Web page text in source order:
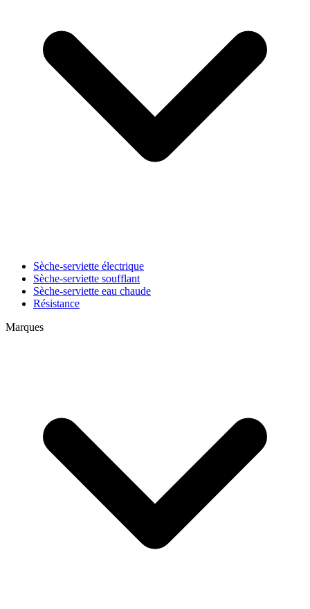
Sèche-serviette électrique
Sèche-serviette soufflant
Sèche-serviette eau chaude
Résistance
Marques